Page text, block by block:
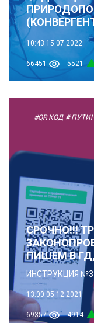
10:43 15.07.2022
66451 5521
#QR КОД #
СРОЧНО!!!
ПИШЕМ В
ИНСТРУКЦИЯ №3
13:00 05.12.2021
69357 4914